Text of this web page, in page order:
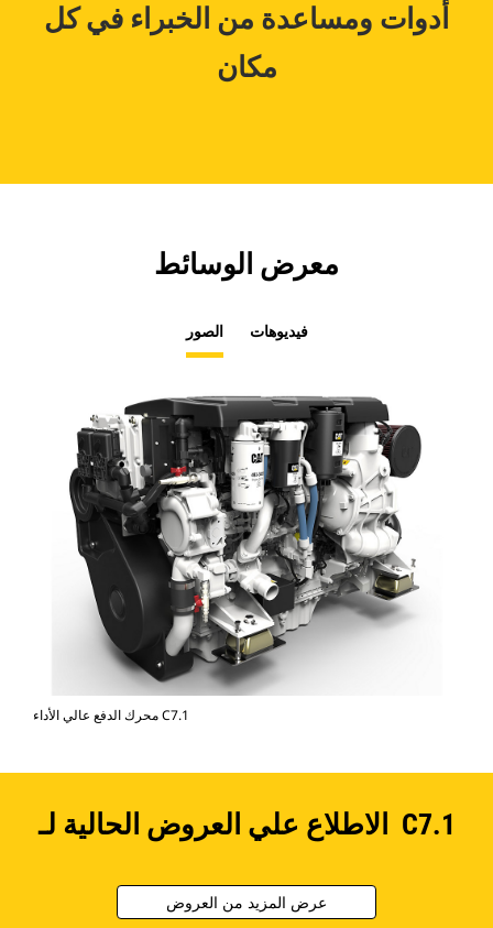
أدوات ومساعدة من الخبراء في كل
مكان
معرض الوسائط
الصور فيديوهات
محرك الدفع عالي الأداء C7.1
الاطلاع علي العروض الحالية لـ C7.1
عرض المزيد من العروض